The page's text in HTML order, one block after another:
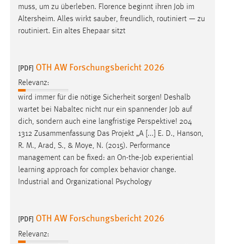
muss, um zu überleben. Florence beginnt ihren Job im
Altersheim. Alles wirkt sauber, freundlich, routiniert — zu
routiniert. Ein altes Ehepaar sitzt
[PDF] OTH AW Forschungsbericht 2026
Relevanz:
wird immer für die nötige Sicherheit sorgen! Deshalb
wartet bei Nabaltec nicht nur ein spannender Job auf
dich, sondern auch eine langfristige Perspektive! 204
1312 Zusammenfassung Das Projekt „A [...] E. D., Hanson,
R. M., Arad, S., & Moye, N. (2015). Performance
management can be fixed: an On-the-Job experiential
learning approach for complex behavior change.
Industrial and Organizational Psychology
[PDF] OTH AW Forschungsbericht 2026
Relevanz: